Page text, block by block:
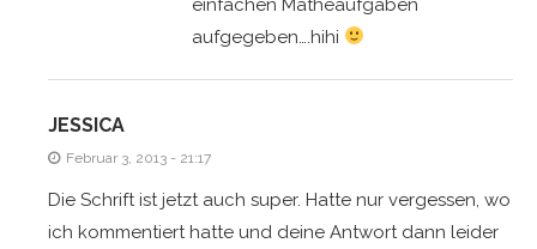
einfachen Matheaufgaben
aufgegeben….hihi
JESSICA
Februar 3, 2013 - 21:17
Die Schrift ist jetzt auch super. Hatte nur vergessen, wo
ich kommentiert hatte und deine Antwort dann leider